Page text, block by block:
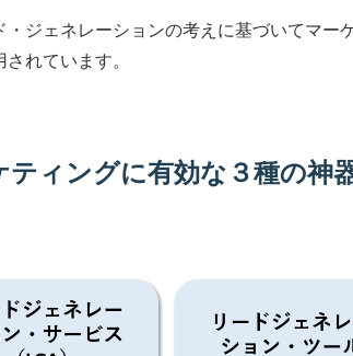
・ジェネレーションの考えに基づいてマー
れています。
ティングに有効な３種の神